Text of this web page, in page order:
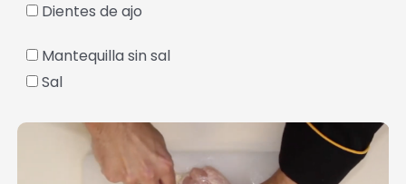
Dientes de ajo
Mantequilla sin sal
Sal